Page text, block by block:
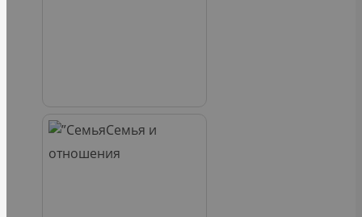
Семья и
отношения